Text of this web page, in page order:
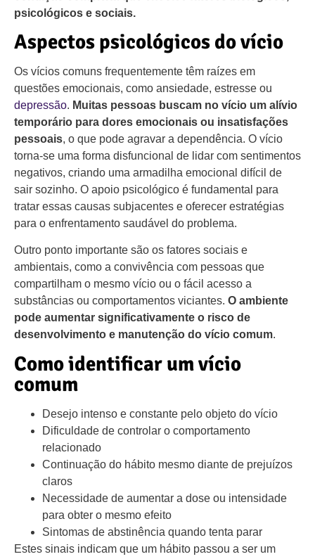
psicológicos e sociais.
Aspectos psicológicos do vício
Os vícios comuns frequentemente têm raízes em
questões emocionais, como ansiedade, estresse ou
depressão. Muitas pessoas buscam no vício um alívio
temporário para dores emocionais ou insatisfações
pessoais, o que pode agravar a dependência. O vício
torna-se uma forma disfuncional de lidar com sentimentos
negativos, criando uma armadilha emocional difícil de
sair sozinho. O apoio psicológico é fundamental para
tratar essas causas subjacentes e oferecer estratégias
para o enfrentamento saudável do problema.
Outro ponto importante são os fatores sociais e
ambientais, como a convivência com pessoas que
compartilham o mesmo vício ou o fácil acesso a
substâncias ou comportamentos viciantes. O ambiente
pode aumentar significativamente o risco de
desenvolvimento e manutenção do vício comum.
Como identificar um vício
comum
Desejo intenso e constante pelo objeto do vício
Dificuldade de controlar o comportamento
relacionado
Continuação do hábito mesmo diante de prejuízos
claros
Necessidade de aumentar a dose ou intensidade
para obter o mesmo efeito
Sintomas de abstinência quando tenta parar
Estes sinais indicam que um hábito passou a ser um